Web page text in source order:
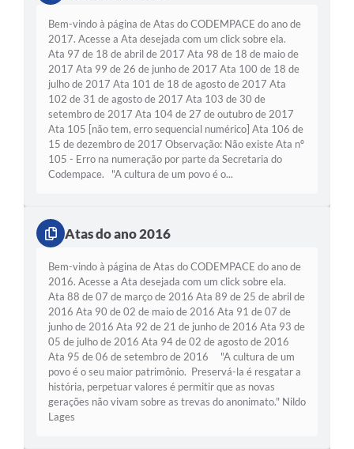
Bem-vindo à página de Atas do CODEMPACE do ano de
2017. Acesse a Ata desejada com um click sobre ela.
Ata 97 de 18 de abril de 2017 Ata 98 de 18 de maio de
2017 Ata 99 de 26 de junho de 2017 Ata 100 de 18 de
julho de 2017 Ata 101 de 18 de agosto de 2017 Ata
102 de 31 de agosto de 2017 Ata 103 de 30 de
setembro de 2017 Ata 104 de 27 de outubro de 2017
Ata 105 [não tem, erro sequencial numérico] Ata 106 de
15 de dezembro de 2017 Observação: Não existe Ata nº
105 - Erro na numeração por parte da Secretaria do
Codempace. "A cultura de um povo é o...
Atas do ano 2016
Bem-vindo à página de Atas do CODEMPACE do ano de
2016. Acesse a Ata desejada com um click sobre ela.
Ata 88 de 07 de março de 2016 Ata 89 de 25 de abril de
2016 Ata 90 de 02 de maio de 2016 Ata 91 de 07 de
junho de 2016 Ata 92 de 21 de junho de 2016 Ata 93 de
05 de julho de 2016 Ata 94 de 02 de agosto de 2016
Ata 95 de 06 de setembro de 2016 "A cultura de um
povo é o seu maior patrimônio. Preservá-la é resgatar a
história, perpetuar valores é permitir que as novas
gerações não vivam sobre as trevas do anonimato." Nildo
Lages